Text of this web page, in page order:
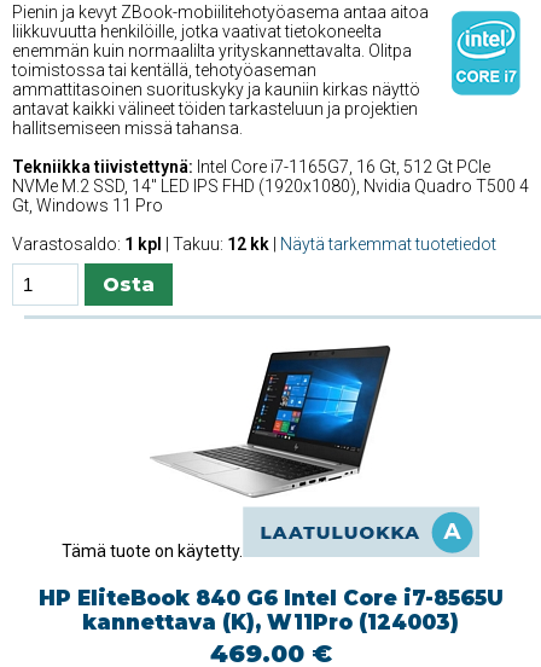
Pienin ja kevyt ZBook-mobiilitehotyöasema antaa aitoa
liikkuvuutta henkilöille, jotka vaativat tietokoneelta
enemmän kuin normaalilta yrityskannettavalta. Olitpa
toimistossa tai kentällä, tehotyöaseman
ammattitasoinen suorituskyky ja kauniin kirkas näyttö
antavat kaikki välineet töiden tarkasteluun ja projektien
hallitsemiseen missä tahansa.
Tekniikka tiivistettynä: Intel Core i7-1165G7, 16 Gt, 512 Gt PCIe
NVMe M.2 SSD, 14'' LED IPS FHD (1920x1080), Nvidia Quadro T500 4
Gt, Windows 11 Pro
Varastosaldo: 1 kpl | Takuu: 12 kk Näytä tarkemmat tuotetiedot
Tämä tuote on käytetty.
HP EliteBook 840 G6 Intel Core i7-8565U
kannettava (K), W11Pro (124003)
469.00 €